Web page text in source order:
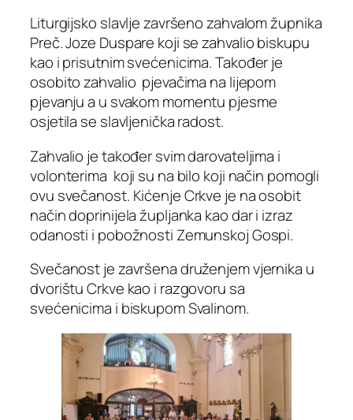
Liturgijsko slavlje završeno zahvalom župnika
Preč. Joze Duspare koji se zahvalio biskupu
kao i prisutnim svećenicima. Također je
osobito zahvalio pjevačima na lijepom
pjevanju a u svakom momentu pjesme
osjetila se slavljenička radost.
Zahvalio je također svim darovateljima i
volonterima koji su na bilo koji način pomogli
ovu svečanost. Kićenje Crkve je na osobit
način doprinijela župljanka kao dar i izraz
odanosti i pobožnosti Zemunskoj Gospi.
Svečanost je završena druženjem vjernika u
dvorištu Crkve kao i razgovoru sa
svećenicima i biskupom Svalinom.